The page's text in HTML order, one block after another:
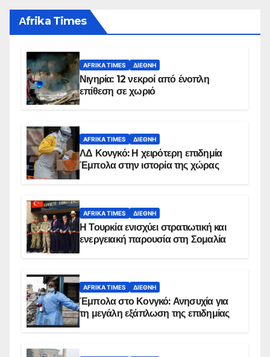
Αfrika Times
AFRIKA TIMES ΔΙΕΘΝΉ
Νιγηρία: 12 νεκροί από ένοπλη
επίθεση σε χωριό
AFRIKA TIMES ΔΙΕΘΝΉ
ΛΔ Κονγκό: Η χειρότερη επιδημία
Έμπολα στην ιστορία της χώρας
AFRIKA TIMES ΔΙΕΘΝΉ
Η Τουρκία ενισχύει στρατιωτική και
ενεργειακή παρουσία στη Σομαλία
AFRIKA TIMES ΔΙΕΘΝΉ
Έμπολα στο Κονγκό: Ανησυχία για
τη μεγάλη εξάπλωση της επιδημίας